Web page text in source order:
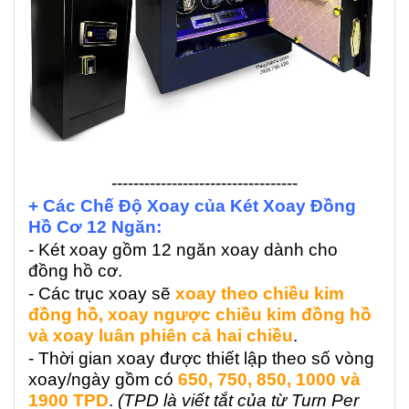
----------------------------------
+ Các Chế Độ Xoay của Két Xoay Đồng
Hồ Cơ 12 Ngăn:
- Két xoay gồm 12 ngăn xoay dành cho
đồng hồ cơ.
- Các trục xoay sẽ xoay theo chiều kim
đồng hồ, xoay ngược chiều kim đồng hồ
và xoay luân phiên cả hai chiều.
- Thời gian xoay được thiết lập theo số vòng
xoay/ngày gồm có 650, 750, 850, 1000 và
1900 TPD. (TPD là viết tắt của từ Turn Per